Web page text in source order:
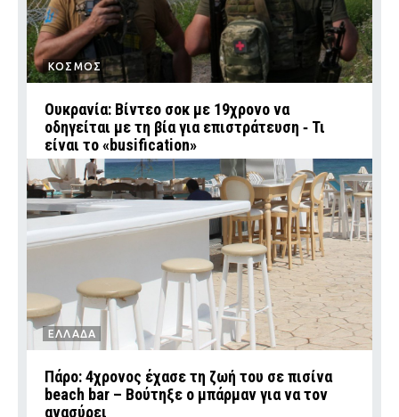
ΚΟΣΜΟΣ
Ουκρανία: Βίντεο σοκ με 19χρονο να
οδηγείται με τη βία για επιστράτευση ‑ Τι
είναι το «busification»
ΕΛΛΑΔΑ
Πάρο: 4χρονος έχασε τη ζωή του σε πισίνα
beach bar – Βούτηξε ο μπάρμαν για να τον
ανασύρει